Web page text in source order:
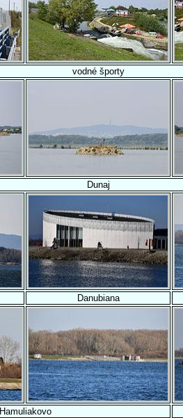
vodné športy
Dunaj
Danubiana
Hamuliakovo